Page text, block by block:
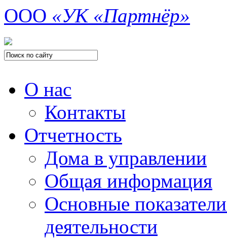
ООО «УК «Партнёр»
О нас
Контакты
Отчетность
Дома в управлении
Общая информация
Основные
деятельности